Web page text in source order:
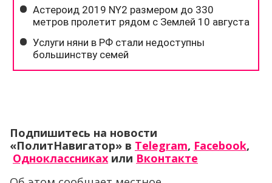
Подпишитесь на новости
«ПолитНавигатор» в Telegram, Facebook,
Одноклассниках или Вконтакте